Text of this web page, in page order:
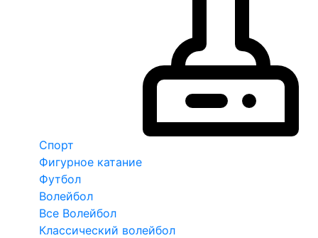
Спорт
Фигурное катание
Футбол
Волейбол
Все Волейбол
Классический волейбол